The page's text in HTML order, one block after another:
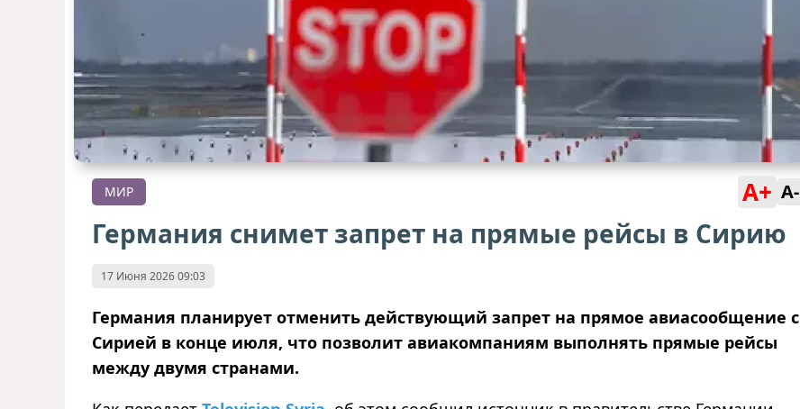
МИР A+ A-
Германия снимет запрет на прямые рейсы в Сирию
17 Июня 2026 09:03
Германия планирует отменить действующий запрет на прямое авиасообщение с
Сирией в конце июля, что позволит авиакомпаниям выполнять прямые рейсы
между двумя странами.